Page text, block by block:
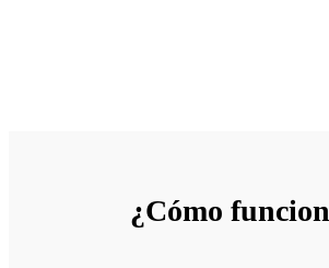
¿Cómo